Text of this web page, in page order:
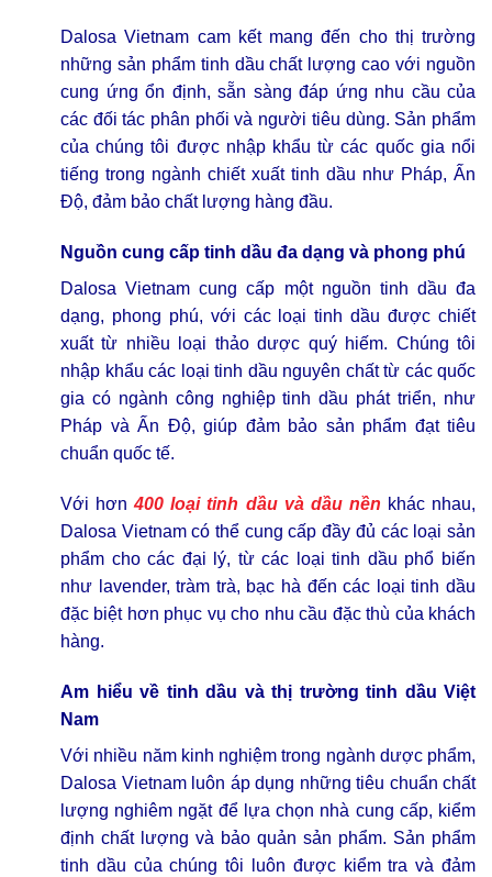
Dalosa Vietnam cam kết mang đến cho thị trường
những sản phẩm tinh dầu chất lượng cao với nguồn
cung ứng ổn định, sẵn sàng đáp ứng nhu cầu của
các đối tác phân phối và người tiêu dùng. Sản phẩm
của chúng tôi được nhập khẩu từ các quốc gia nổi
tiếng trong ngành chiết xuất tinh dầu như Pháp, Ấn
Độ, đảm bảo chất lượng hàng đầu.
Nguồn cung cấp tinh dầu đa dạng và phong phú
Dalosa Vietnam cung cấp một nguồn tinh dầu đa
dạng, phong phú, với các loại tinh dầu được chiết
xuất từ nhiều loại thảo dược quý hiếm. Chúng tôi
nhập khẩu các loại tinh dầu nguyên chất từ các quốc
gia có ngành công nghiệp tinh dầu phát triển, như
Pháp và Ấn Độ, giúp đảm bảo sản phẩm đạt tiêu
chuẩn quốc tế.
Với hơn 400 loại tinh dầu và dầu nền khác nhau,
Dalosa Vietnam có thể cung cấp đầy đủ các loại sản
phẩm cho các đại lý, từ các loại tinh dầu phổ biến
như lavender, tràm trà, bạc hà đến các loại tinh dầu
đặc biệt hơn phục vụ cho nhu cầu đặc thù của khách
hàng.
Am hiểu về tinh dầu và thị trường tinh dầu Việt
Nam
Với nhiều năm kinh nghiệm trong ngành dược phẩm,
Dalosa Vietnam luôn áp dụng những tiêu chuẩn chất
lượng nghiêm ngặt để lựa chọn nhà cung cấp, kiểm
định chất lượng và bảo quản sản phẩm. Sản phẩm
tinh dầu của chúng tôi luôn được kiểm tra và đảm